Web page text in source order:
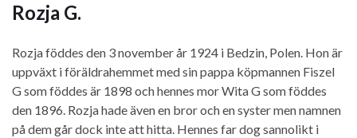
Rozja G.
Rozja föddes den 3 november år 1924 i Bedzin, Polen. Hon är
uppväxt i föräldrahemmet med sin pappa köpmannen Fiszel
G som föddes är 1898 och hennes mor Wita G som föddes
den 1896. Rozja hade även en bror och en syster men namnen
på dem går dock inte att hitta. Hennes far dog sannolikt i